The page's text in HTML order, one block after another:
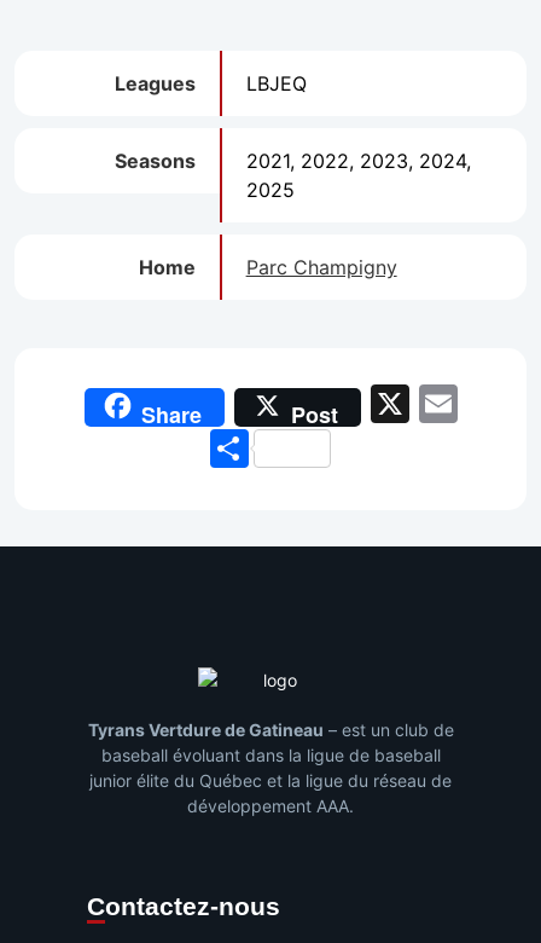
Leagues LBJEQ
Seasons
2021, 2022, 2023, 2024,
2025
Home Parc Champigny
Share Post X
Share
Tyrans Vertdure de Gatineau – est un club de
baseball évoluant dans la ligue de baseball
junior élite du Québec et la ligue du réseau de
développement AAA.
Contactez-nous